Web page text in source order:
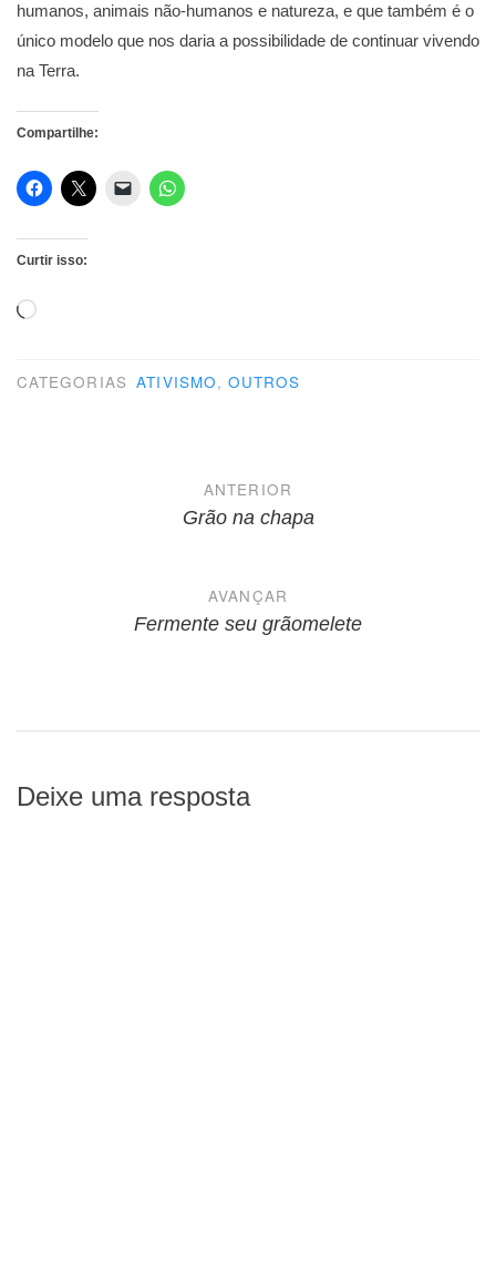
humanos, animais não-humanos e natureza, e que também é o
único modelo que nos daria a possibilidade de continuar vivendo
na Terra.
Compartilhe:
Curtir isso:
Carregando...
CATEGORIAS ATIVISMO,OUTROS
NavegaçãoANTERIOR
Grão na chapa
AVANÇAR
Fermente seu grãomelete
Deixe uma resposta